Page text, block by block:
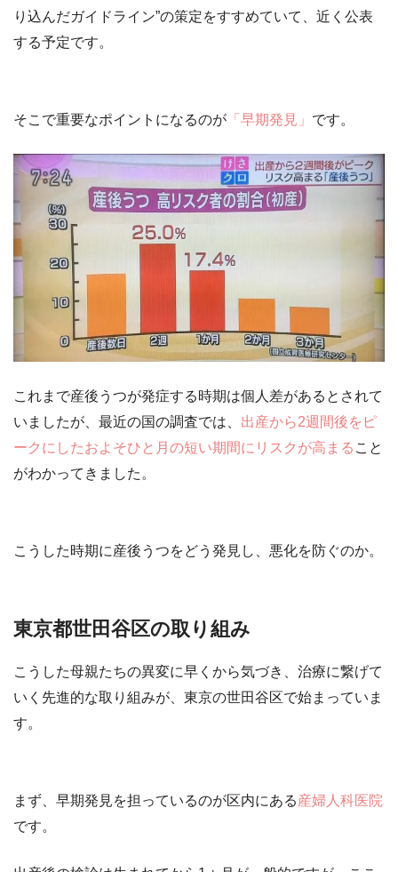
り込んだガイドライン”の策定をすすめていて、近く公表
する予定です。
そこで重要なポイントになるのが 「早期発見」 です。
これまで産後うつが発症する時期は個人差があるとされて
いましたが、最近の国の調査では、 出産から2週間後をピ
ークにしたおよそひと月の短い期間にリスクが高まる こと
がわかってきました。
こうした時期に産後うつをどう発見し、悪化を防ぐのか。
東京都世田谷区の取り組み
こうした母親たちの異変に早くから気づき、治療に繋げて
いく先進的な取り組みが、東京の世田谷区で始まっていま
す。
まず、早期発見を担っているのが区内にある産婦人科医院
です。